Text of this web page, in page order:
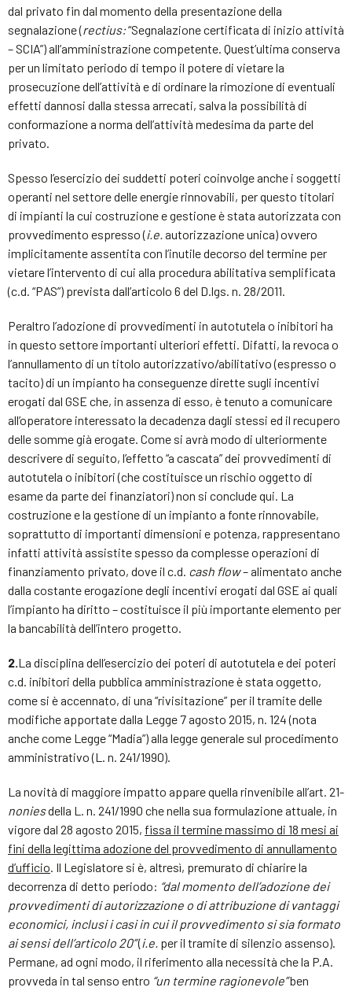
dal privato fin dal momento della presentazione della
segnalazione (rectius:“Segnalazione certificata di inizio attività
– SCIA”) all’amministrazione competente. Quest’ultima conserva
per un limitato periodo di tempo il potere di vietare la
prosecuzione dell’attività e di ordinare la rimozione di eventuali
effetti dannosi dalla stessa arrecati, salva la possibilità di
conformazione a norma dell’attività medesima da parte del
privato.
Spesso l’esercizio dei suddetti poteri coinvolge anche i soggetti
operanti nel settore delle energie rinnovabili, per questo titolari
di impianti la cui costruzione e gestione è stata autorizzata con
provvedimento espresso (i.e.autorizzazione unica) ovvero
implicitamente assentita con l’inutile decorso del termine per
vietare l’intervento di cui alla procedura abilitativa semplificata
(c.d. “PAS”) prevista dall’articolo 6 del D.lgs. n. 28/2011.
Peraltro l’adozione di provvedimenti in autotutela o inibitori ha
in questo settore importanti ulteriori effetti. Difatti, la revoca o
l’annullamento di un titolo autorizzativo/abilitativo (espresso o
tacito) di un impianto ha conseguenze dirette sugli incentivi
erogati dal GSE che, in assenza di esso, è tenuto a comunicare
all’operatore interessato la decadenza dagli stessi ed il recupero
delle somme già erogate. Come si avrà modo di ulteriormente
descrivere di seguito, l’effetto “a cascata” dei provvedimenti di
autotutela o inibitori (che costituisce un rischio oggetto di
esame da parte dei finanziatori) non si conclude qui. La
costruzione e la gestione di un impianto a fonte rinnovabile,
soprattutto di importanti dimensioni e potenza, rappresentano
infatti attività assistite spesso da complesse operazioni di
finanziamento privato, dove il c.d. cash flow– alimentato anche
dalla costante erogazione degli incentivi erogati dal GSE ai quali
l’impianto ha diritto – costituisce il più importante elemento per
la bancabilità dell’intero progetto.
2.La disciplina dell’esercizio dei poteri di autotutela e dei poteri
c.d. inibitori della pubblica amministrazione è stata oggetto,
come si è accennato, di una “rivisitazione” per il tramite delle
modifiche apportate dalla Legge 7 agosto 2015, n. 124 (nota
anche come Legge “Madia”) alla legge generale sul procedimento
amministrativo (L. n. 241/1990).
La novità di maggiore impatto appare quella rinvenibile all’art. 21-
noniesdella L. n. 241/1990 che nella sua formulazione attuale, in
vigore dal 28 agosto 2015, fissa il termine massimo di 18 mesi ai
fini della legittima adozione del provvedimento di annullamento
d’ufficio. Il Legislatore si è, altresì, premurato di chiarire la
decorrenza di detto periodo: “dal momento dell’adozione dei
provvedimenti di autorizzazione o di attribuzione di vantaggi
economici, inclusi i casi in cui il provvedimento si sia formato
ai sensi dell’articolo 20”(i.e. per il tramite di silenzio assenso).
Permane, ad ogni modo, il riferimento alla necessità che la P.A.
provveda in tal senso entro “un termine ragionevole”ben